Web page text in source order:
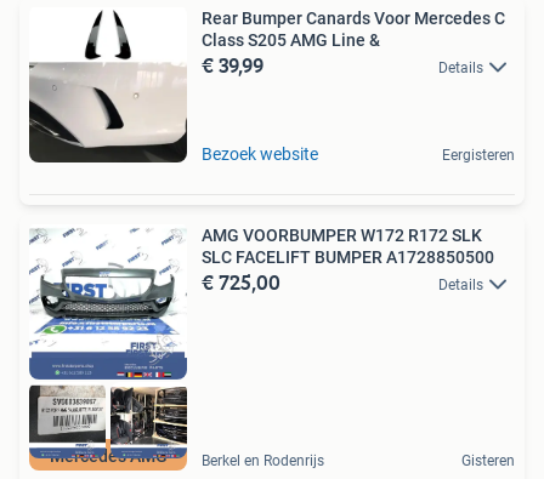
Rear Bumper Canards Voor Mercedes C
Class S205 AMG Line &
€ 39,99 Details
Bezoek website Eergisteren
Mercedes AMG
AMG VOORBUMPER W172 R172 SLK
SLC FACELIFT BUMPER A1728850500
€ 725,00 Details
Berkel en Rodenrijs Gisteren